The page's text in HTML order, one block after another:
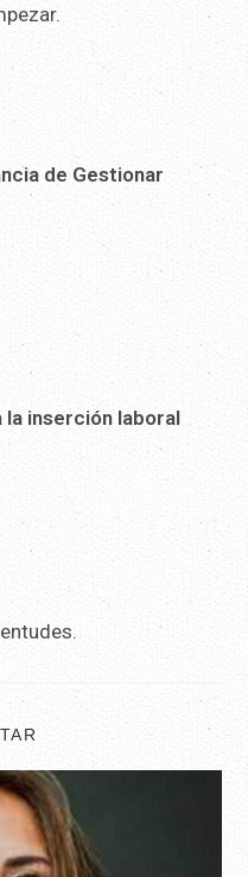
de Gestionar
la inserción laboral